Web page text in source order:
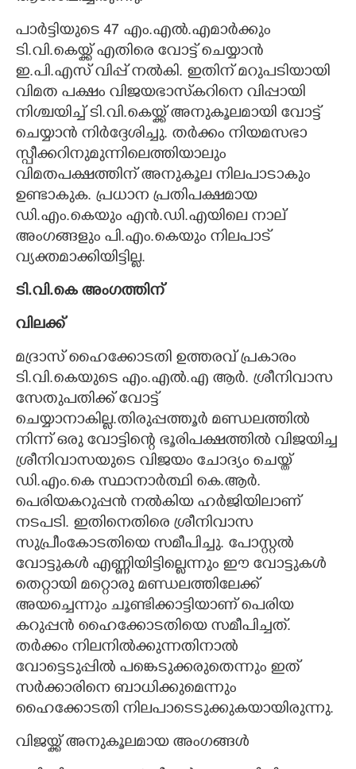
പാർട്ടിയുടെ 47 എം.എൽ.എമാർക്കും
ടി.വി.കെയ്ക്ക് എതിരെ വോട്ട് ചെയ്യാൻ
ഇ.പി.എസ് വിപ്പ് നൽകി. ഇതിന് മറുപടിയായി
വിമത പക്ഷം വിജയഭാസ്‌കറിനെ വിപ്പായി
നിശ്ചയിച്ച് ടി.വി.കെയ്ക്ക് അനുകൂലമായി വോട്ട്
ചെയ്യാൻ നിർദ്ദേശിച്ചു. തർക്കം നിയമസഭാ
സ്പീക്കറിനുമുന്നിലെത്തിയാലും
വിമതപക്ഷത്തിന് അനുകൂല നിലപാടാകും
ഉണ്ടാകുക. പ്രധാന പ്രതിപക്ഷമായ
ഡി.എം.കെയും എൻ.ഡി.എയിലെ നാല്
അംഗങ്ങളും പി.എം.കെയും നിലപാട്
വ്യക്തമാക്കിയിട്ടില്ല.
ടി.വി.കെ അംഗത്തിന്
വിലക്ക്
മദ്രാസ് ഹൈക്കോടതി ഉത്തരവ് പ്രകാരം
ടി.വി.കെയുടെ എം.എൽ.എ ആർ. ശ്രീനിവാസ
സേതുപതിക്ക് വോട്ട്
ചെയ്യാനാകില്ല.തിരുപ്പത്തൂർ മണ്ഡലത്തിൽ
നിന്ന് ഒരു വോട്ടിന്റെ ഭൂരിപക്ഷത്തിൽ വിജയിച്ച
ശ്രീനിവാസയുടെ വിജയം ചോദ്യം ചെയ്ത്
ഡി.എം.കെ സ്ഥാനാർത്ഥി കെ.ആർ.
പെരിയകറുപ്പൻ നൽകിയ ഹർജിയിലാണ്
നടപടി. ഇതിനെതിരെ ശ്രീനിവാസ
സുപ്രീംകോടതിയെ സമീപിച്ചു. പോസ്റ്റൽ
വോട്ടുകൾ എണ്ണിയിട്ടില്ലെന്നും ഈ വോട്ടുകൾ
തെറ്റായി മറ്റൊരു മണ്ഡലത്തിലേക്ക്
അയച്ചെന്നും ചൂണ്ടിക്കാട്ടിയാണ് പെരിയ
കറുപ്പൻ ഹൈക്കോടതിയെ സമീപിച്ചത്.
തർക്കം നിലനിൽക്കുന്നതിനാൽ
വോട്ടെടുപ്പിൽ പങ്കെടുക്കരുതെന്നും ഇത്
സർക്കാരിനെ ബാധിക്കുമെന്നും
ഹൈക്കോടതി നിലപാടെടുക്കുകയായിരുന്നു.
വിജയ്ക്ക് അനുകൂലമായ അംഗങ്ങൾ